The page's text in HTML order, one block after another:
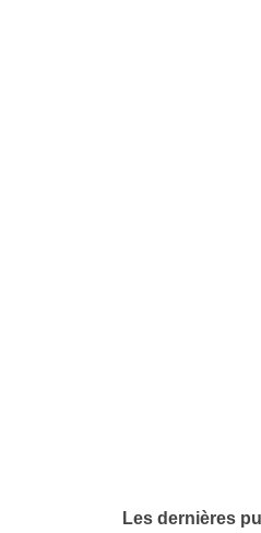
Les dernières